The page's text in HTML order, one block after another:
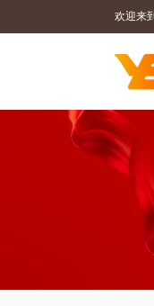
欢迎来